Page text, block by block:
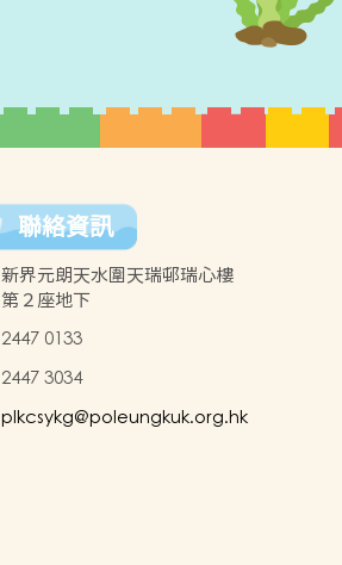
聯絡資訊
新界元朗天水圍天瑞邨瑞心樓
第２座地下
2447 0133
2447 3034
plkcsykg@poleungkuk.org.hk